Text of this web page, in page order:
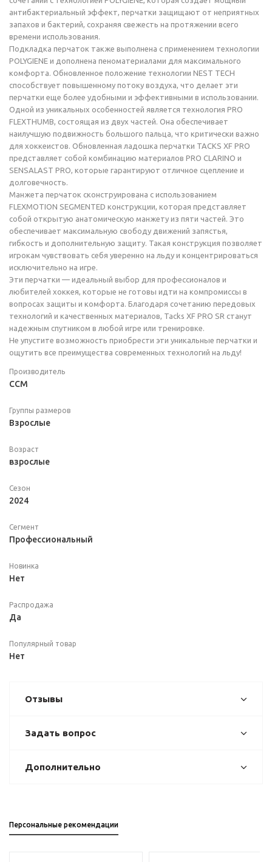
антибактериальный эффект, перчатки защищают от неприятных
запахов и бактерий, сохраняя свежесть на протяжении всего
времени использования.
Подкладка перчаток также выполнена с применением технологии
POLYGIENE и дополнена пеноматериалами для максимального
комфорта. Обновленное положение технологии NEST TECH
способствует повышенному потоку воздуха, что делает эти
перчатки еще более удобными и эффективными в использовании.
Одной из уникальных особенностей является технология PRO
FLEXTHUMB, состоящая из двух частей. Она обеспечивает
наилучшую подвижность большого пальца, что критически важно
для хоккеистов. Обновленная ладошка перчатки TACKS XF PRO
представляет собой комбинацию материалов PRO CLARINO и
SENSALAST PRO, которые гарантируют отличное сцепление и
долговечность.
Манжета перчаток сконструирована с использованием
FLEXMOTION SEGMENTED конструкции, которая представляет
собой открытую анатомическую манжету из пяти частей. Это
обеспечивает максимальную свободу движений запястья,
гибкость и дополнительную защиту. Такая конструкция позволяет
игрокам чувствовать себя уверенно на льду и концентрироваться
исключительно на игре.
Эти перчатки — идеальный выбор для профессионалов и
любителей хоккея, которые не готовы идти на компромиссы в
вопросах защиты и комфорта. Благодаря сочетанию передовых
технологий и качественных материалов, Tacks XF PRO SR станут
надежным спутником в любой игре или тренировке.
Не упустите возможность приобрести эти уникальные перчатки и
ощутить все преимущества современных технологий на льду!
Производитель
CCM
Группы размеров
Взрослые
Возраст
взрослые
Сезон
2024
Сегмент
Профессиональный
Новинка
Нет
Распродажа
Да
Популярный товар
Нет
Отзывы
Задать вопрос
Дополнительно
Персональные рекомендации